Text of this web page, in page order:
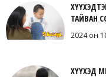
ТАЙВАН
2024 он
ХҮҮХЭД